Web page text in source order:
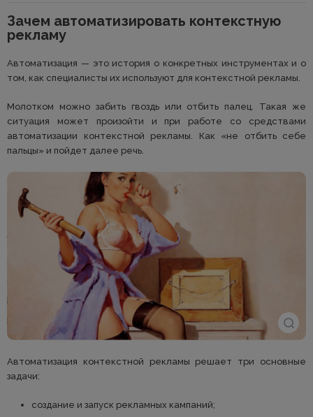
Зачем автоматизировать контекстную
рекламу
Автоматизация — это история о конкретных инструментах и о
том, как специалисты их используют для контекстной рекламы.
Молотком можно забить гвоздь или отбить палец. Такая же
ситуация может произойти и при работе со средствами
автоматизации контекстной рекламы. Как «не отбить себе
пальцы» и пойдет далее речь.
Автоматизация контекстной рекламы решает три основные
задачи:
создание и запуск рекламных кампаний;